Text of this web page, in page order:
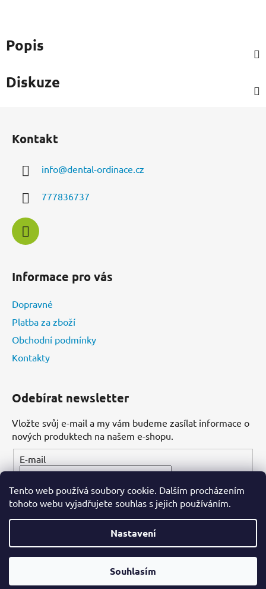
Tento web používá soubory cookie. Dalším procházením
tohoto webu vyjadřujete souhlas s jejich používáním.
Nastavení
Souhlasím
Popis
Diskuze
Kontakt
info@dental-ordinace.cz
777836737
Informace pro vás
Dopravné
Platba za zboží
Obchodní podmínky
Kontakty
Odebírat newsletter
Vložte svůj e-mail a my vám budeme zasílat informace o
nových produktech na našem e-shopu.
E-mail
PŘIHLÁSIT SE
Vytvořil Shoptet
Dental-ordinace.cz